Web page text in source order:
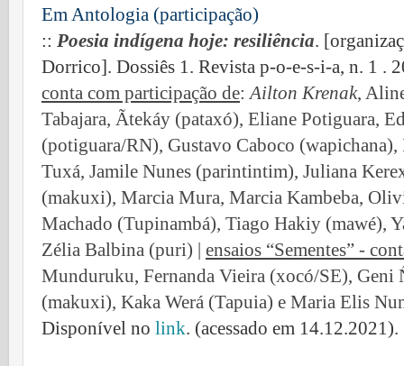
Em Antologia (participação)
:: Poesia indígena hoje: resiliência.
Dorrico]. Dossiês 1. Revista p-o-e-s-i-a, n. 1 .
conta com participação de: Ailton Krenak,
Tabajara, Ãtekáy (pataxó), Eliane Potiguara,
(potiguara/RN), Gustavo Caboco
Tuxá, Jamile Nunes (parintintim), Juliana
(makuxi), Marcia Mura, Marcia Kambeba,
Machado (Tupinambá), Tiago Hakiy (mawé),
Zélia Balbina (puri) | ensaios “Sementes” -
Munduruku, Fernanda Vieira (xocó/SE), Geni
(makuxi), Kaka Werá (Tapuia) e Maria Elis
Disponível no link. (acessado em 14.12.2021).